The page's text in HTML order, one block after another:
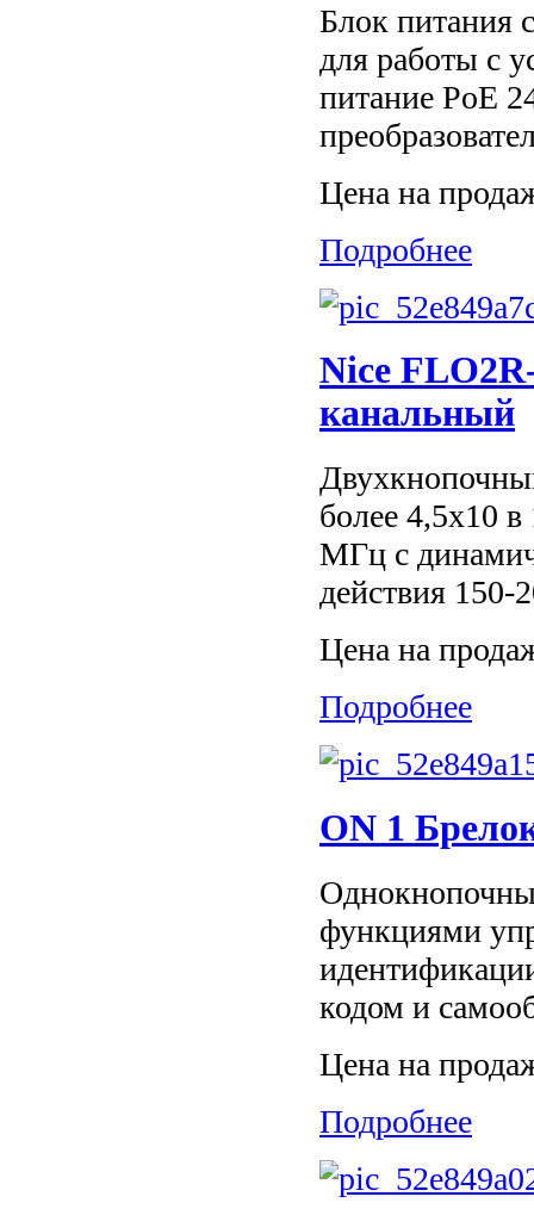
Блок питания
для работы с
питание PoE
Цена на
Подробнее
Nice
канальный
более 4,5х10
МГц с
действия 150-
Цена на
Подробнее
ON 1
функциями
кодом и
Цена на
Подробнее